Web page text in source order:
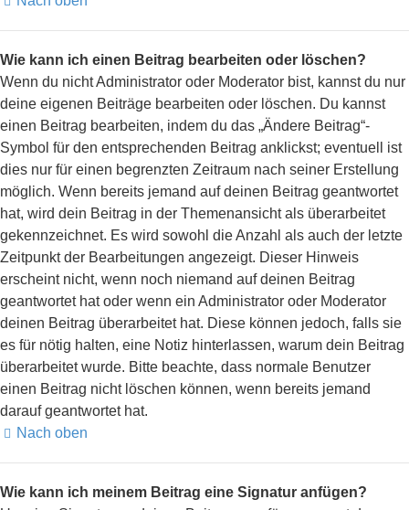
Wie kann ich einen Beitrag bearbeiten oder löschen?
Wenn du nicht Administrator oder Moderator bist, kannst du nur
deine eigenen Beiträge bearbeiten oder löschen. Du kannst
einen Beitrag bearbeiten, indem du das „Ändere Beitrag“-
Symbol für den entsprechenden Beitrag anklickst; eventuell ist
dies nur für einen begrenzten Zeitraum nach seiner Erstellung
möglich. Wenn bereits jemand auf deinen Beitrag geantwortet
hat, wird dein Beitrag in der Themenansicht als überarbeitet
gekennzeichnet. Es wird sowohl die Anzahl als auch der letzte
Zeitpunkt der Bearbeitungen angezeigt. Dieser Hinweis
erscheint nicht, wenn noch niemand auf deinen Beitrag
geantwortet hat oder wenn ein Administrator oder Moderator
deinen Beitrag überarbeitet hat. Diese können jedoch, falls sie
es für nötig halten, eine Notiz hinterlassen, warum dein Beitrag
überarbeitet wurde. Bitte beachte, dass normale Benutzer
einen Beitrag nicht löschen können, wenn bereits jemand
darauf geantwortet hat.
Nach oben
Wie kann ich meinem Beitrag eine Signatur anfügen?